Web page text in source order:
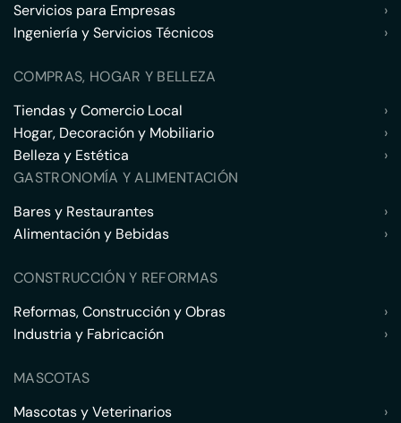
Servicios para Empresas
›
Ingeniería y Servicios Técnicos
›
COMPRAS, HOGAR Y BELLEZA
Tiendas y Comercio Local
›
Hogar, Decoración y Mobiliario
›
Belleza y Estética
›
GASTRONOMÍA Y ALIMENTACIÓN
Bares y Restaurantes
›
Alimentación y Bebidas
›
CONSTRUCCIÓN Y REFORMAS
Reformas, Construcción y Obras
›
Industria y Fabricación
›
MASCOTAS
Mascotas y Veterinarios
›